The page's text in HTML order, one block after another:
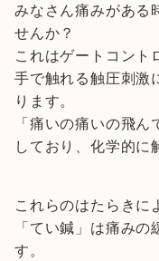
みなさん痛みがある
せんか？
これはゲートコント
手で触れる触圧刺激
ります。
「痛いの痛いの飛
しており、化学的に
これらのはたらきに
「てい鍼」は痛み
す。